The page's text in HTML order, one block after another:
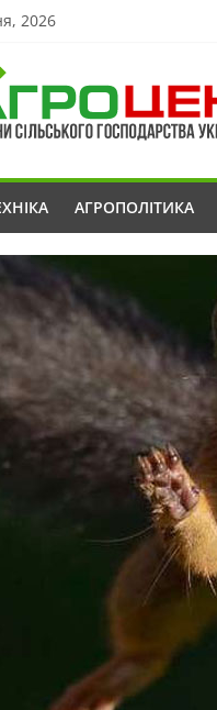
2026
АГРОПОЛІТИКА